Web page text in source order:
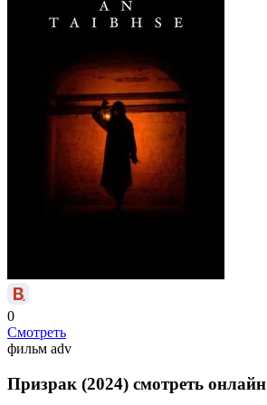
0
Смотреть
фильм adv
Призрак (2024) смотреть онлайн